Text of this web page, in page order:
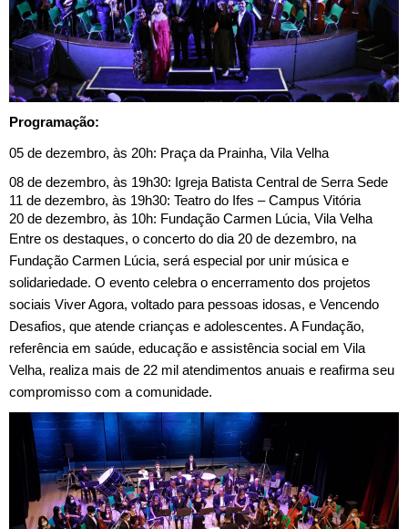
Programação:
05 de dezembro, às 20h: Praça da Prainha, Vila Velha
08 de dezembro, às 19h30: Igreja Batista Central de Serra Sede
11 de dezembro, às 19h30: Teatro do Ifes – Campus Vitória
20 de dezembro, às 10h: Fundação Carmen Lúcia, Vila Velha
Entre os destaques, o concerto do dia 20 de dezembro, na
Fundação Carmen Lúcia, será especial por unir música e
solidariedade. O evento celebra o encerramento dos projetos
sociais Viver Agora, voltado para pessoas idosas, e Vencendo
Desafios, que atende crianças e adolescentes. A Fundação,
referência em saúde, educação e assistência social em Vila
Velha, realiza mais de 22 mil atendimentos anuais e reafirma seu
compromisso com a comunidade.